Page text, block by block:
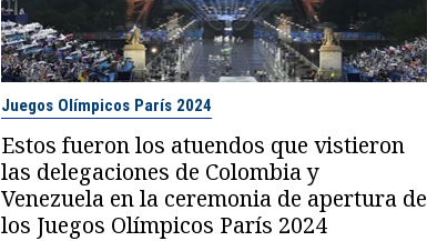
Juegos Olímpicos París 2024
Estos fueron los atuendos que vistieron
las delegaciones de Colombia y
Venezuela en la ceremonia de apertura de
los Juegos Olímpicos París 2024